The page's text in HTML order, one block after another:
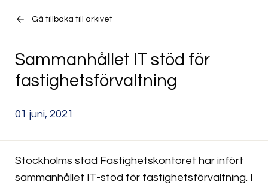
Gå tillbaka till arkivet
Sammanhållet IT stöd för
fastighetsförvaltning
01 juni, 2021
Stockholms stad Fastighetskontoret har infört
sammanhållet IT-stöd för fastighetsförvaltning. I